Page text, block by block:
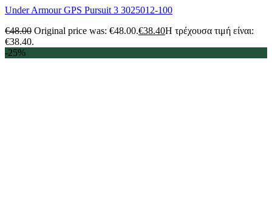
Under Armour GPS Pursuit 3 3025012-100
€48.00 Original price was: €48.00.€38.40Η τρέχουσα τιμή είναι:
€38.40.
-25%